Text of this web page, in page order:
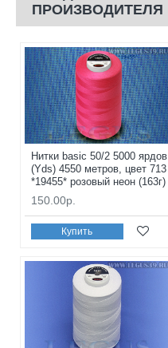
ПРОИЗВОДИТЕЛЯ
Нитки basic 50/2 5000 ярдов
(Yds) 4550 метров, цвет 713
*19455* розовый неон (163г)
150.00р.
Купить